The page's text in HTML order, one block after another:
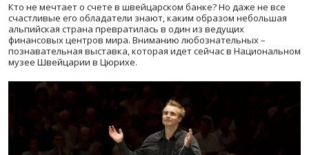
Кто не мечтает о счете в швейцарском банке? Но даже не все
счастливые его обладатели знают, каким образом небольшая
альпийская страна превратилась в один из ведущих
финансовых центров мира. Вниманию любознательных –
познавательная выставка, которая идет сейчас в Национальном
музее Швейцарии в Цюрихе.